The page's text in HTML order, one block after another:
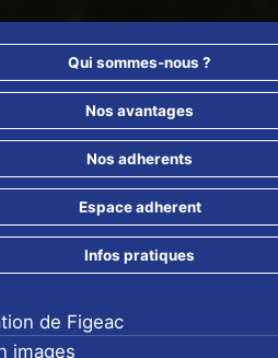
Qui sommes-nous ?
Nos avantages
Nos adherents
Espace adherent
Infos pratiques
de Figeac
images